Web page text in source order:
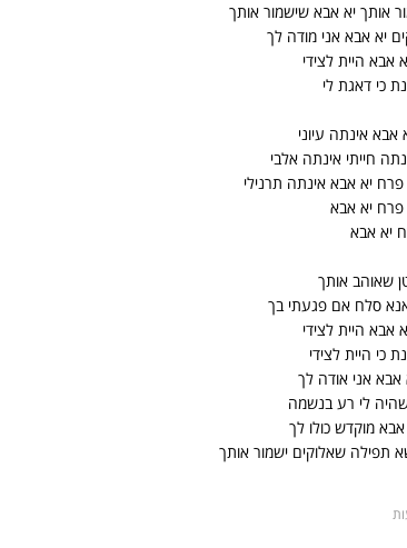
אותך יא אבא שישמור אותך
יא אבא אני מודה לך
אבא היית לצידי
כי דאגת לי
אבא אינתה עיוני
חייתי אינתה אלבי
יא אבא אינתה תרנילי
פרח יא אבא
יא אבא
שאוהב אותך
סלח אם פגעתי בך
אבא היית לצידי
כי היית לצידי
אבא אני אודה לך
שהיה לי רע בנשמה
מוקדש כולו לך
תפילה שאלוקים ישמור אותך